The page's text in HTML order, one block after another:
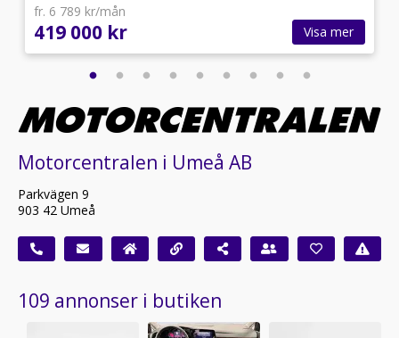
fr. 6 789 kr/mån
419 000 kr Visa mer
Motorcentralen i Umeå AB
Parkvägen 9
903 42 Umeå
109 annonser i butiken